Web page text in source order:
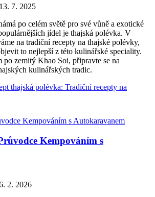
13. 7. 2025
po celém světě pro své vůně a exotické
jídel je thajská polévka. V
na tradiční recepty na thajské polévky,
to nejlepší z této kulinářské speciality.
po zemitý Khao Soi, připravte se na
kulinářských tradic.
thajská polévka: Tradiční recepty na
Kempováním s
2. 2026